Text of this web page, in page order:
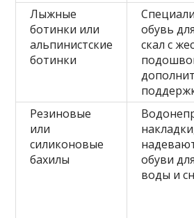
Лыжные
ботинки или
альпинистские
ботинки
обувь
скал с
Резиновые
или
силиконовые
бахилы
обуви
воды и